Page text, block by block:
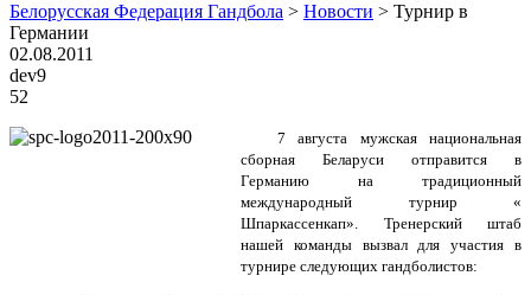
Белорусская Федерация Гандбола > Новости > Турнир в
Германии
02.08.2011
dev9
52
7 августа мужская национальная
сборная Беларуси отправится в
Германию на традиционный
международный турнир «
Шпаркассенкап». Тренерский штаб
нашей команды вызвал для участия в
турнире следующих гандболистов: